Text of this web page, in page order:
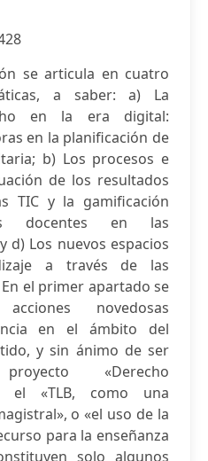
se articula en cuatro
a saber: a) La
en la era digital:
en la planificación de
b) Los procesos e
de los resultados
TIC y la gamificación
docentes en las
d) Los nuevos espacios
a través de las
el primer apartado se
novedosas
en el ámbito del
y sin ánimo de ser
«Derecho
el «TLB, como una
o «el uso de la
para la enseñanza
solo algunos